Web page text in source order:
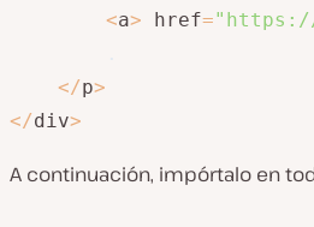
<a> href=
</p>
</div>
A continuación, impórtalo en